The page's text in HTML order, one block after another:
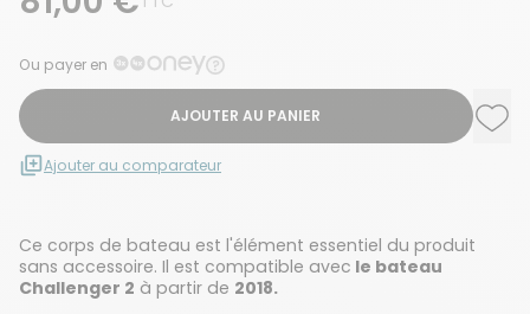
Ou payer en
AJOUTER AU PANIER
Ajouter au comparateur
Ce corps de bateau est l'élément essentiel du produit
sans accessoire. Il est compatible avec le bateau
Challenger 2 à partir de 2018.